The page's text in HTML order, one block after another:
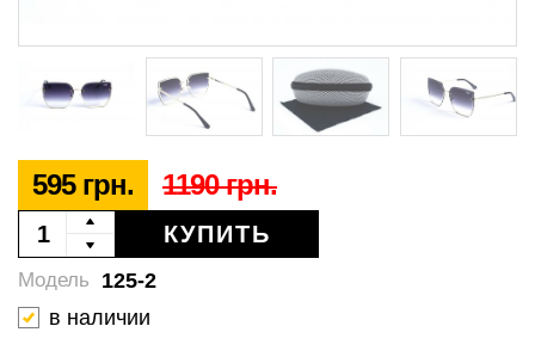
595 грн. 1190 грн.
КУПИТЬ
125-2
Модель
в наличии